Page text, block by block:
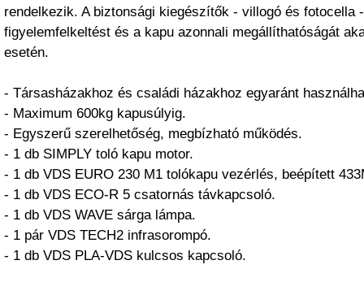
rendelkezik. A biztonsági kiegészítők - villogó és fotocella
figyelemfelkeltést és a kapu azonnali megállíthatóságát
esetén.
- Társasházakhoz és családi házakhoz egyaránt
- Maximum 600kg kapusúlyig.
- Egyszerű szerelhetőség, megbízható működés.
- 1 db SIMPLY toló kapu motor.
- 1 db VDS EURO 230 M1 tolókapu vezérlés, beépített
- 1 db VDS ECO-R 5 csatornás távkapcsoló.
- 1 db VDS WAVE sárga lámpa.
- 1 pár VDS TECH2 infrasorompó.
- 1 db VDS PLA-VDS kulcsos kapcsoló.